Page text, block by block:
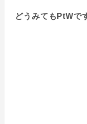
どうみてもPtWで